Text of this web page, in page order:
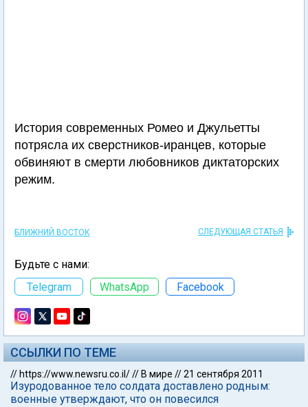
История современных Ромео и Джульетты
потрясла их сверстников-иранцев, которые
обвиняют в смерти любовников диктаторских
режим.
БЛИЖНИЙ ВОСТОК СЛЕДУЮЩАЯ СТАТЬЯ
Будьте с нами:
Telegram
WhatsApp Facebook
ССЫЛКИ ПО ТЕМЕ
// https://www.newsru.co.il/// В мире //21 сентября 2011
Изуродованное тело солдата доставлено родным:
военные утверждают, что он повесился